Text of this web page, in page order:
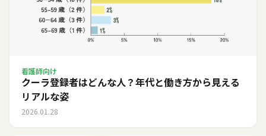
看護師向け
クーラ登録者はどんな人？年代と働き方から見える
リアルな姿
2026.01.28